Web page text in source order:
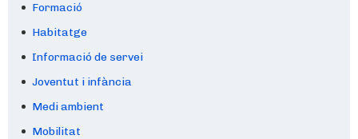
Formació
Habitatge
Informació de servei
Joventut i infància
Medi ambient
Mobilitat